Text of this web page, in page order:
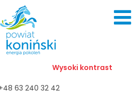
Wysoki kontrast
63 240 32 42